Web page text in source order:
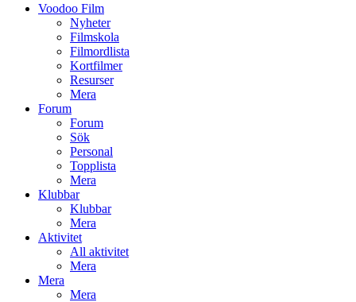
Voodoo Film
Nyheter
Filmskola
Filmordlista
Kortfilmer
Resurser
Mera
Forum
Forum
Sök
Personal
Topplista
Mera
Klubbar
Klubbar
Mera
Aktivitet
All aktivitet
Mera
Mera
Mera